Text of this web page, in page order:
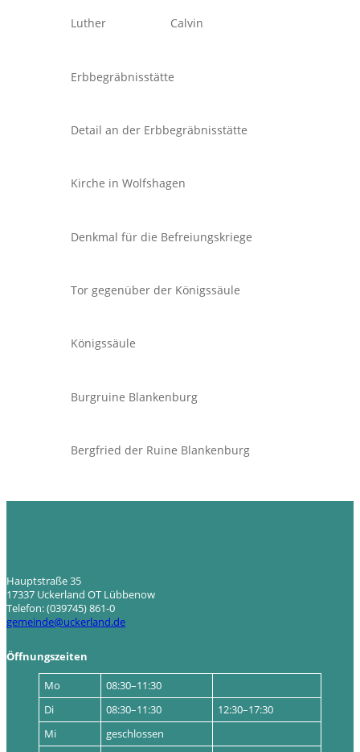
Luther Calvin
Erbbegräbnisstätte
Detail an der Erbbegräbnisstätte
Kirche in Wolfshagen
Denkmal für die Befreiungskriege
Tor gegenüber der Königssäule
Königssäule
Burgruine Blankenburg
Bergfried der Ruine Blankenburg
Hauptstraße 35
17337 Uckerland OT Lübbenow
Telefon: (039745) 861-0
gemeinde@uckerland.de
Öffnungszeiten
Mo
08:30–11:30
Di
08:30–11:30
12:30–17:30
Mi
geschlossen